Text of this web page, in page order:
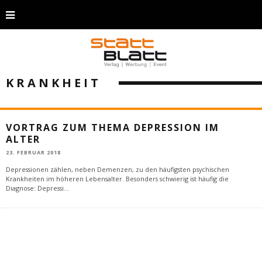
KRANKHEIT
VORTRAG ZUM THEMA DEPRESSION IM
ALTER
23. FEBRUAR 2018
Depressionen zählen, neben Demenzen, zu den häufigsten psychischen
Krankheiten im höheren Lebensalter. Besonders schwierig ist häufig die
Diagnose: Depressi...